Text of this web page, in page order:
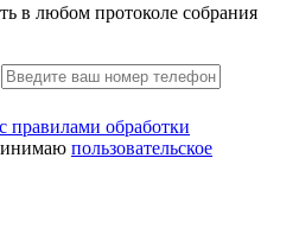
в любом протоколе собрания
правилами обработки
пользовательское